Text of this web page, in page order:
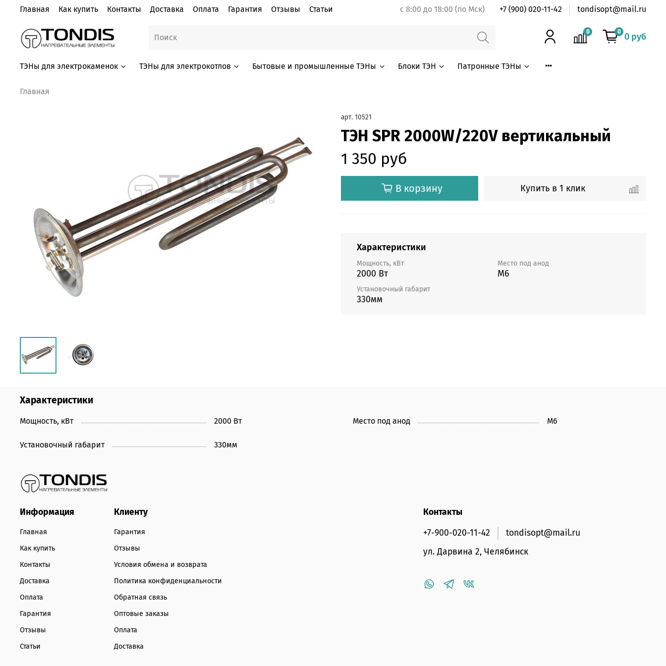
Главная Как купить Контакты Доставка Оплата Гарантия Отзывы Статьи с 8:00 до 18:00 (по Мск) +7 (900) 020-11-42 tondisopt@mail.ru
0 0 0 руб
ТЭНы для электрокаменок ТЭНы для электрокотлов Бытовые и промышленные ТЭНы Блоки ТЭН Патронные ТЭНы
Главная
арт. 10521
ТЭН SPR 2000W/220V вертикальный
1 350 руб
В корзину Купить в 1 клик
Характеристики
Мощность, кВт
2000 Вт
Место под анод
М6
Установочный габарит
330мм
Характеристики
Мощность, кВт 2000 Вт Место под анод М6
Установочный габарит 330мм
Информация
Главная
Как купить
Контакты
Доставка
Оплата
Гарантия
Отзывы
Статьи
Клиенту
Гарантия
Отзывы
Условия обмена и возврата
Политика конфиденциальности
Обратная связь
Оптовые заказы
Оплата
Доставка
Контакты
+7-900-020-11-42
tondisopt@mail.ru
ул. Дарвина 2, Челябинск